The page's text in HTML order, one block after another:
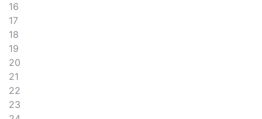
16
17
18
19
20
21
22
23